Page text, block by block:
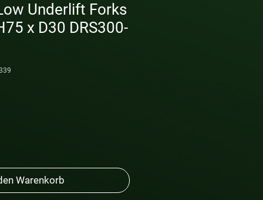
Underlift Forks
x D30 DRS300-
Warenkorb